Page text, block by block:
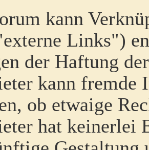
kann
Links")
der Haftung
kann fremde
ob etwaige
hat keinerlei